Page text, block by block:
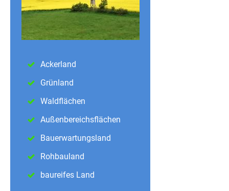
Ackerland
Grünland
Waldflächen
Außenbereichsflächen
Bauerwartungsland
Rohbauland
baureifes Land